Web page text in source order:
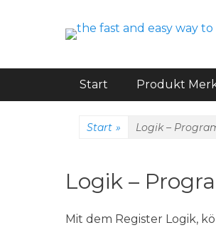
easy-
code better and faster
Hauptmenü
Weiter
Start Produkt
Start » Logik –
Logik –
Mit dem Register Logik,